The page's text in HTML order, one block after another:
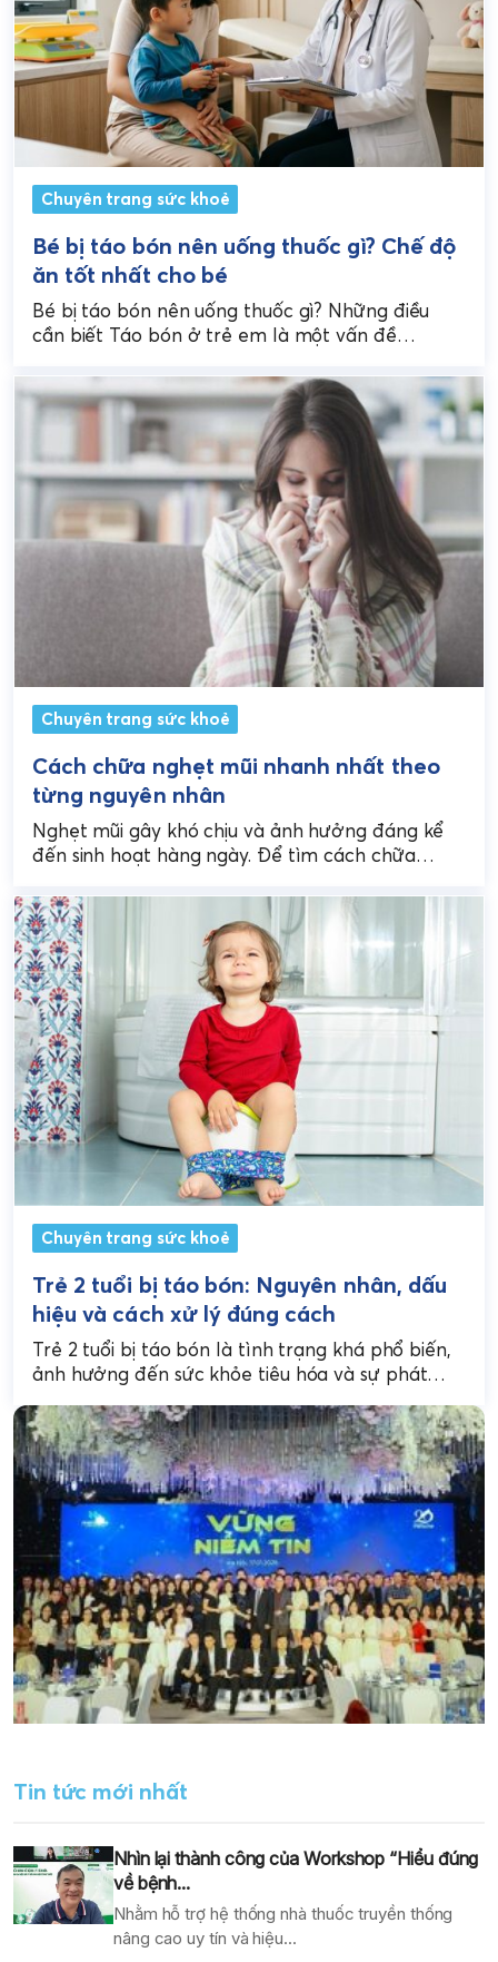
Chuyên trang sức khoẻ
Bé bị táo bón nên uống thuốc gì? Chế độ
ăn tốt nhất cho bé
Bé bị táo bón nên uống thuốc gì? Những điều
cần biết Táo bón ở trẻ em là một vấn đề
Chuyên trang sức khoẻ
Cách chữa nghẹt mũi nhanh nhất theo
từng nguyên nhân
Nghẹt mũi gây khó chịu và ảnh hưởng đáng kể
đến sinh hoạt hàng ngày. Để tìm cách chữa
Chuyên trang sức khoẻ
Trẻ 2 tuổi bị táo bón: Nguyên nhân, dấu
hiệu và cách xử lý đúng cách
Trẻ 2 tuổi bị táo bón là tình trạng khá phổ biến,
ảnh hưởng đến sức khỏe tiêu hóa và sự phát
Tin tức mới nhất
Nhìn lại thành công của Workshop “Hiểu đúng
về bệnh...
Nhằm hỗ trợ hệ thống nhà thuốc truyền thống
nâng cao uy tín và hiệu...